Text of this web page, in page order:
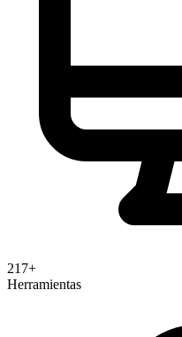
217+
Herramientas